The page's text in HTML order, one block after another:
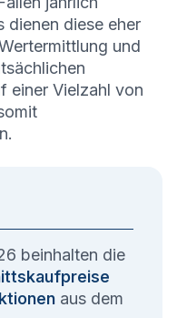
dienen diese eher
und
einer Vielzahl von
beinhalten die
aus dem